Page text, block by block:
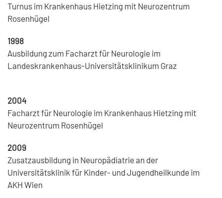
Turnus im Krankenhaus Hietzing mit Neurozentrum
Rosenhügel
1998
Ausbildung zum Facharzt für Neurologie im
Landeskrankenhaus-Universitätsklinikum Graz
2004
Facharzt für Neurologie im Krankenhaus Hietzing mit
Neurozentrum Rosenhügel
2009
Zusatzausbildung in Neuropädiatrie an der
Universitätsklinik für Kinder- und Jugendheilkunde im
AKH Wien